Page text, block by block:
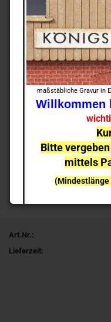
maßstäbliche Gravur in
Willkommen
Bitte
mittels
(Mindestlänge
vorab reservieren;
Art.Nr.:
Lieferzeit: